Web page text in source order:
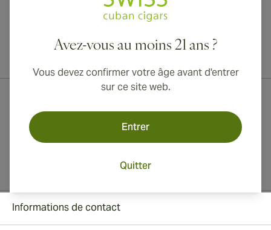
Avez-vous au moins 21 ans ?
Vous devez confirmer votre âge avant d'entrer
sur ce site web.
Entrer
Quitter
Livraison internationale disponible vers le Canada, le Royaume-Uni
Informations de contact